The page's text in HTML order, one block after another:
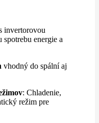
invertorovou
energie a
vhodný do spální aj
: Chladenie,
režim pre